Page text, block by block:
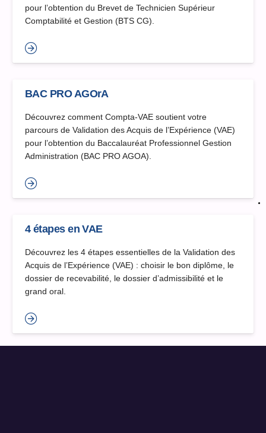
pour l’obtention du Brevet de Technicien Supérieur
Comptabilité et Gestion (BTS CG).
BAC PRO AGOrA
Découvrez comment Compta-VAE soutient votre
parcours de Validation des Acquis de l’Expérience (VAE)
pour l’obtention du Baccalauréat Professionnel Gestion
Administration (BAC PRO AGOA).
4 étapes en VAE
Découvrez les 4 étapes essentielles de la Validation des
Acquis de l’Expérience (VAE) : choisir le bon diplôme, le
dossier de recevabilité, le dossier d’admissibilité et le
grand oral.